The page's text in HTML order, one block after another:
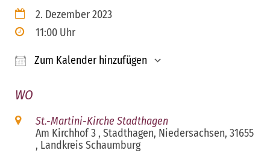
2. Dezember 2023
11:00 Uhr
Zum Kalender hinzufügen
WO
St.-Martini-Kirche Stadthagen
Am Kirchhof 3 , Stadthagen, Niedersachsen, 31655
, Landkreis Schaumburg